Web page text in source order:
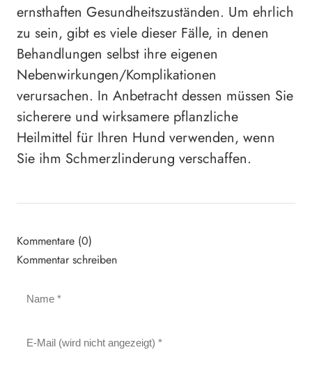
ernsthaften Gesundheitszuständen. Um ehrlich
zu sein, gibt es viele dieser Fälle, in denen
Behandlungen selbst ihre eigenen
Nebenwirkungen/Komplikationen
verursachen. In Anbetracht dessen müssen Sie
sicherere und wirksamere pflanzliche
Heilmittel für Ihren Hund verwenden, wenn
Sie ihm Schmerzlinderung verschaffen.
Kommentare (0)
Kommentar schreiben